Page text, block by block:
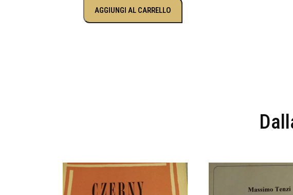
AGGIUNGI AL CARRELLO